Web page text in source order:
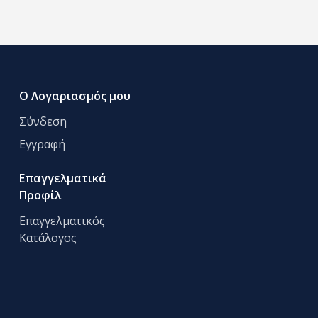
Ο Λογαριασμός μου
Σύνδεση
Εγγραφή
Επαγγελματικά
Προφίλ
Επαγγελματικός
Κατάλογος